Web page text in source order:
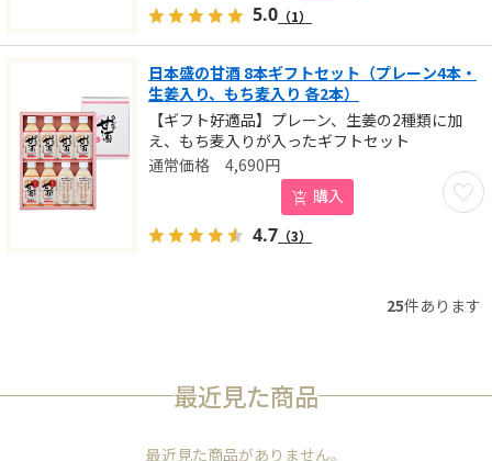
5.0 （1）
日本盛の甘酒 8本ギフトセット（プレーン4本・
生姜入り、もち麦入り 各2本）
【ギフト好適品】プレーン、生姜の2種類に加
え、もち麦入りが入ったギフトセット
お気
4,690円
購入
4.7 （3）
25件あります
最近見た商品
最近見た商品がありません。